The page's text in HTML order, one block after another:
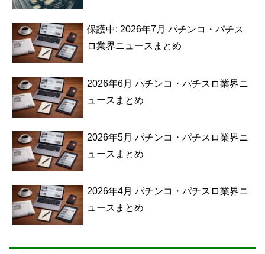
保護中: 2026年7月 パチンコ・パチス
ロ業界ニュースまとめ
2026年6月 パチンコ・パチスロ業界ニ
ュースまとめ
2026年5月 パチンコ・パチスロ業界ニ
ュースまとめ
2026年4月 パチンコ・パチスロ業界ニ
ュースまとめ